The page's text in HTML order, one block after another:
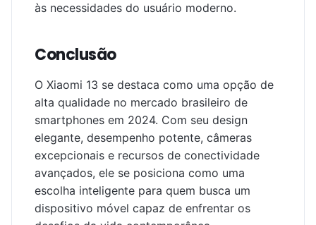
às necessidades do usuário moderno.
Conclusão
O Xiaomi 13 se destaca como uma opção de
alta qualidade no mercado brasileiro de
smartphones em 2024. Com seu design
elegante, desempenho potente, câmeras
excepcionais e recursos de conectividade
avançados, ele se posiciona como uma
escolha inteligente para quem busca um
dispositivo móvel capaz de enfrentar os